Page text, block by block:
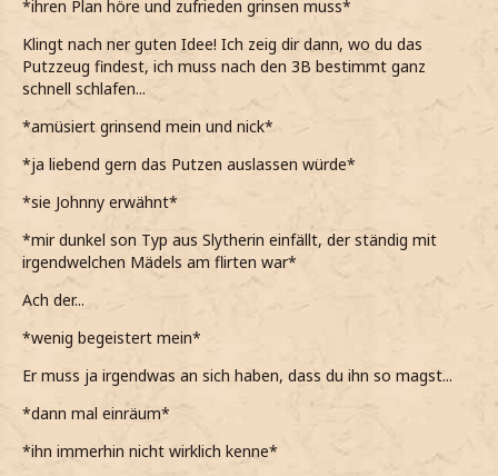
*ihren Plan höre und zufrieden grinsen muss*
Klingt nach ner guten Idee! Ich zeig dir dann, wo du das
Putzzeug findest, ich muss nach den 3B bestimmt ganz
schnell schlafen...
*amüsiert grinsend mein und nick*
*ja liebend gern das Putzen auslassen würde*
*sie Johnny erwähnt*
*mir dunkel son Typ aus Slytherin einfällt, der ständig mit
irgendwelchen Mädels am flirten war*
Ach der...
*wenig begeistert mein*
Er muss ja irgendwas an sich haben, dass du ihn so magst...
*dann mal einräum*
*ihn immerhin nicht wirklich kenne*